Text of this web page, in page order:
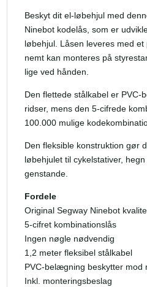
Beskyt dit el-løbehjul med
Ninebot kodelås, som er
løbehjul. Låsen leveres med
nemt kan monteres på
lige ved hånden.
Den flettede stålkabel er
ridser, mens den 5-cifrede
100.000 mulige
Den fleksible konstruktion gør
løbehjulet til cykelstativer,
genstande.
Fordele
Original Segway Ninebot
5-cifret kombinationslås
Ingen nøgle nødvendig
1,2 meter fleksibel stålkabel
PVC-belægning beskytter mod
Inkl. monteringsbeslag